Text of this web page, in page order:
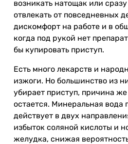
возникать натощак или
отвлекать от повседневных
дискомфорт на работе и в
когда под рукой нет
бы купировать приступ.
Есть много лекарств и
изжоги. Но большинство из
убирает приступ, причина
остается. Минеральная вода
действует в двух
избыток соляной кислоты и
желудка, снижая